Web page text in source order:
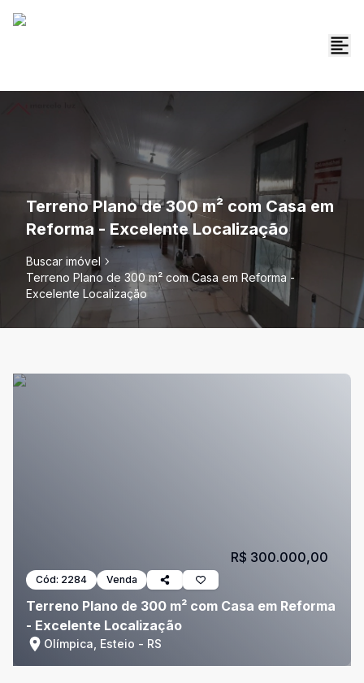
Terreno Plano de 300 m² com Casa em
Reforma - Excelente Localização
Buscar imóvel
Terreno Plano de 300 m² com Casa em Reforma -
Excelente Localização
Cód: 2284 Venda
Terreno Plano de 300 m² com Casa em Reforma
- Excelente Localização
Olímpica, Esteio - RS
R$ 300.000,00